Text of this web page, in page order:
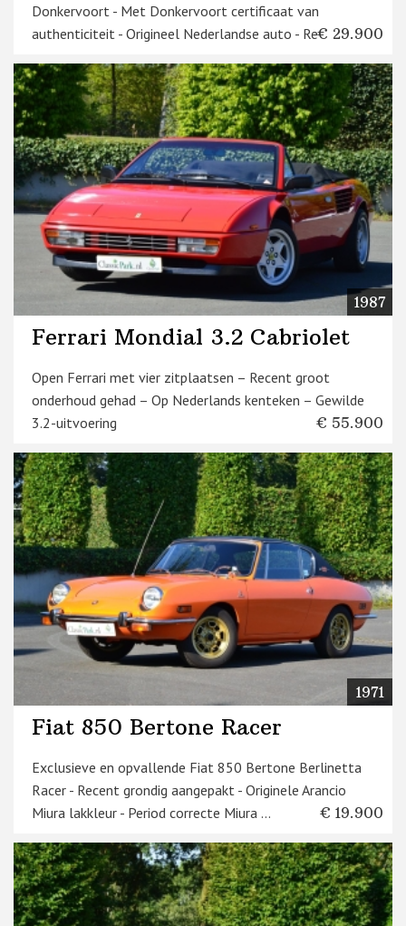
Donkervoort - Met Donkervoort certificaat van
authenticiteit - Origineel Nederlandse auto - Recente ...
€ 29.900
1987
Ferrari Mondial 3.2 Cabriolet
Open Ferrari met vier zitplaatsen – Recent groot
onderhoud gehad – Op Nederlands kenteken – Gewilde
3.2-uitvoering
€ 55.900
1971
Fiat 850 Bertone Racer
Exclusieve en opvallende Fiat 850 Bertone Berlinetta
Racer - Recent grondig aangepakt - Originele Arancio
Miura lakkleur - Period correcte Miura ...
€ 19.900